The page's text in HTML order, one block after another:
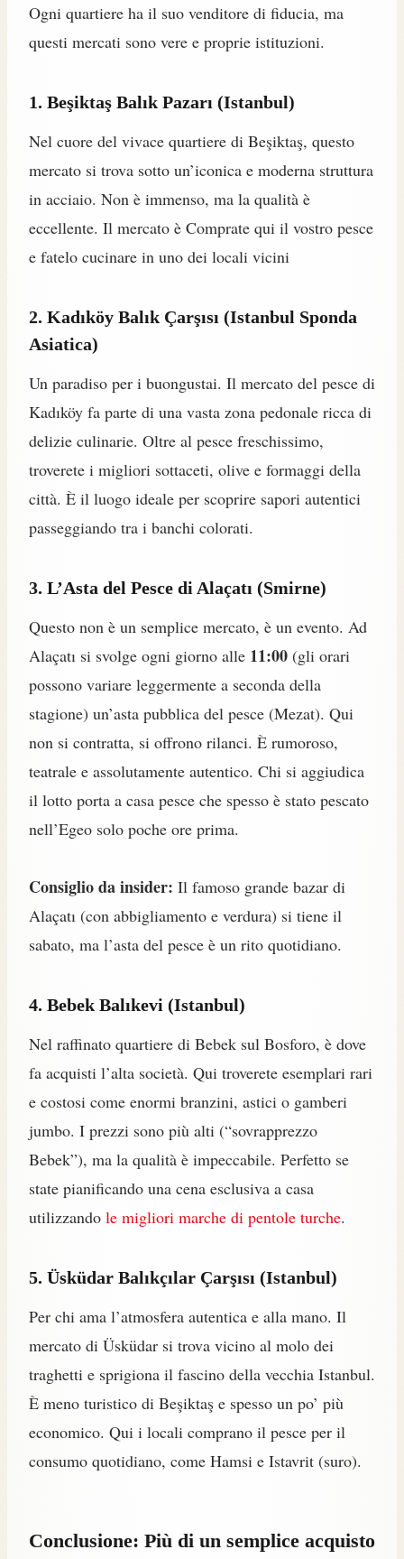
Ogni quartiere ha il suo venditore di fiducia, ma
questi mercati sono vere e proprie istituzioni.
1. Beşiktaş Balık Pazarı (Istanbul)
Nel cuore del vivace quartiere di Beşiktaş, questo
mercato si trova sotto un’iconica e moderna struttura
in acciaio. Non è immenso, ma la qualità è
eccellente. Il mercato è Comprate qui il vostro pesce
e fatelo cucinare in uno dei locali vicini
2. Kadıköy Balık Çarşısı (Istanbul Sponda
Asiatica)
Un paradiso per i buongustai. Il mercato del pesce di
Kadıköy fa parte di una vasta zona pedonale ricca di
delizie culinarie. Oltre al pesce freschissimo,
troverete i migliori sottaceti, olive e formaggi della
città. È il luogo ideale per scoprire sapori autentici
passeggiando tra i banchi colorati.
3. L’Asta del Pesce di Alaçatı (Smirne)
Questo non è un semplice mercato, è un evento. Ad
Alaçatı si svolge ogni giorno alle 11:00 (gli orari
possono variare leggermente a seconda della
stagione) un’asta pubblica del pesce (Mezat). Qui
non si contratta, si offrono rilanci. È rumoroso,
teatrale e assolutamente autentico. Chi si aggiudica
il lotto porta a casa pesce che spesso è stato pescato
nell’Egeo solo poche ore prima.
Consiglio da insider: Il famoso grande bazar di
Alaçatı (con abbigliamento e verdura) si tiene il
sabato, ma l’asta del pesce è un rito quotidiano.
4. Bebek Balıkevi (Istanbul)
Nel raffinato quartiere di Bebek sul Bosforo, è dove
fa acquisti l’alta società. Qui troverete esemplari rari
e costosi come enormi branzini, astici o gamberi
jumbo. I prezzi sono più alti (“sovrapprezzo
Bebek”), ma la qualità è impeccabile. Perfetto se
state pianificando una cena esclusiva a casa
utilizzando le migliori marche di pentole turche.
5. Üsküdar Balıkçılar Çarşısı (Istanbul)
Per chi ama l’atmosfera autentica e alla mano. Il
mercato di Üsküdar si trova vicino al molo dei
traghetti e sprigiona il fascino della vecchia Istanbul.
È meno turistico di Beşiktaş e spesso un po’ più
economico. Qui i locali comprano il pesce per il
consumo quotidiano, come Hamsi e Istavrit (suro).
Conclusione: Più di un semplice acquisto